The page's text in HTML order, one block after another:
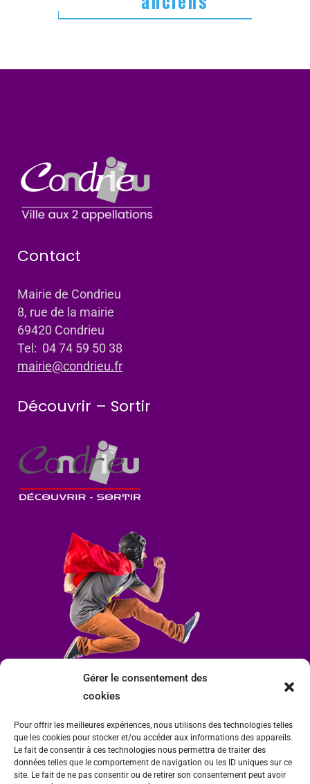
Gérer le consentement des
cookies
Pour offrir les meilleures expériences, nous utilisons des technologies telles
que les cookies pour stocker et/ou accéder aux informations des appareils.
Le fait de consentir à ces technologies nous permettra de traiter des
données telles que le comportement de navigation ou les ID uniques sur ce
site. Le fait de ne pas consentir ou de retirer son consentement peut avoir
Contact
Mairie de Condrieu
8, rue de la mairie
69420 Condrieu
Tel: 04 74 59 50 38
mairie@condrieu.fr
Découvrir – Sortir